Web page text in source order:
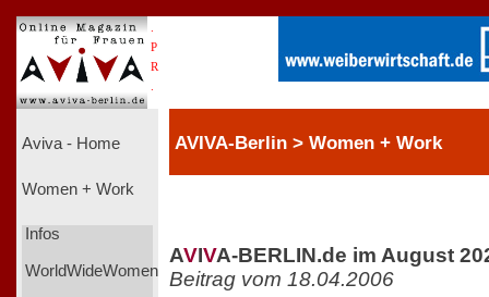
P
R
Aviva - Home
Women + Work
Infos
WorldWideWomen
AVIVA-Berlin > Women + Work
AVIVA-BERLIN.de im August
Beitrag vom 18.04.2006